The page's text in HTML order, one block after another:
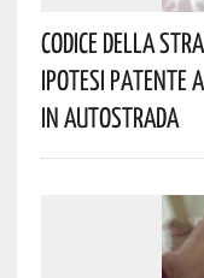
Codice Della
Ipotesi Patente
In Autostrada